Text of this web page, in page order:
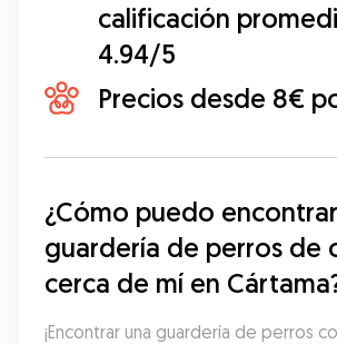
calificación
4.94/5
Precios desde 8€
¿Cómo puedo
guardería de perros de
cerca de mí en
¡Encontrar una guardería de perros